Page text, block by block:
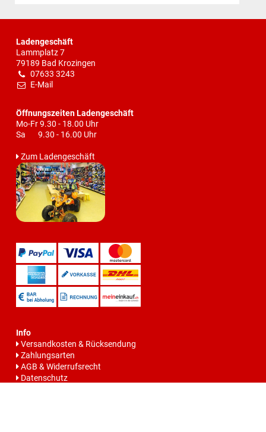
Ladengeschäft
Lammplatz 7
79189 Bad Krozingen
07633 3243
E-Mail
Öffnungszeiten Ladengeschäft
Mo-Fr 9.30 - 18.00 Uhr
Sa 9.30 - 16.00 Uhr
Zum Ladengeschäft
Info
Versandkosten & Rücksendung
Zahlungsarten
AGB & Widerrufsrecht
Datenschutz